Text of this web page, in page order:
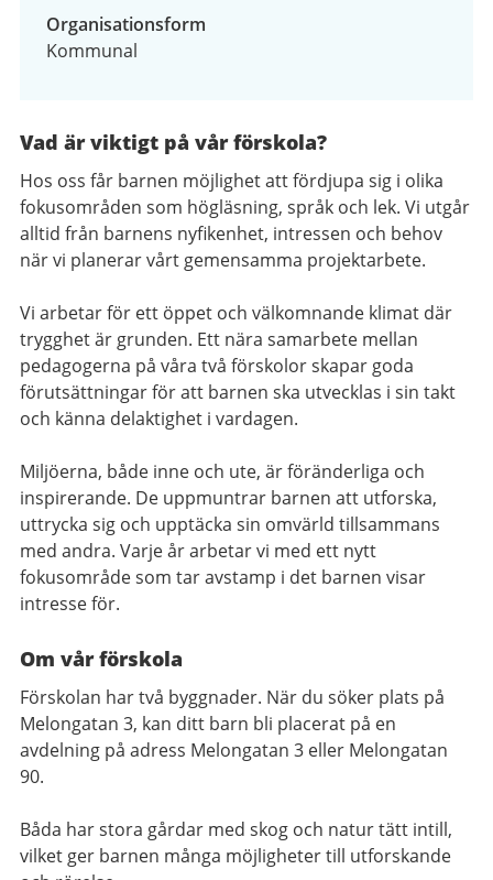
Organisationsform
Kommunal
Vad är viktigt på vår förskola?
Hos oss får barnen möjlighet att fördjupa sig i olika
fokusområden som högläsning, språk och lek. Vi utgår
alltid från barnens nyfikenhet, intressen och behov
när vi planerar vårt gemensamma projektarbete.
Vi arbetar för ett öppet och välkomnande klimat där
trygghet är grunden. Ett nära samarbete mellan
pedagogerna på våra två förskolor skapar goda
förutsättningar för att barnen ska utvecklas i sin takt
och känna delaktighet i vardagen.
Miljöerna, både inne och ute, är föränderliga och
inspirerande. De uppmuntrar barnen att utforska,
uttrycka sig och upptäcka sin omvärld tillsammans
med andra. Varje år arbetar vi med ett nytt
fokusområde som tar avstamp i det barnen visar
intresse för.
Om vår förskola
Förskolan har två byggnader. När du söker plats på
Melongatan 3, kan ditt barn bli placerat på en
avdelning på adress Melongatan 3 eller Melongatan
90.
Båda har stora gårdar med skog och natur tätt intill,
vilket ger barnen många möjligheter till utforskande